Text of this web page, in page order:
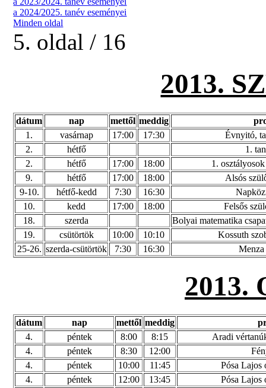
a 2024/2025. tanév eseményei
Minden oldal
5. oldal / 16
2013.
dátum nap mettől meddig
1.
vasárnap 17:00 17:30
Évnyitó,
2.
hétfő
1.
2.
hétfő 17:00 18:00
1.
9.
hétfő 17:00 18:00
Alsós
9-10.
hétfő-kedd 7:30 16:30
10.
kedd 17:00 18:00
Felsős
18.
szerda
Bolyai matematika
19.
csütörtök 10:00 10:10
Kossuth
25-26. szerda-csütörtök 7:30 16:30 Menza
2013.
dátum nap mettől meddig
4.
péntek 8:00 8:15
Aradi
4.
péntek 8:30 12:00
4.
péntek 10:00 11:45
Pósa Lajos
4.
péntek 12:00 13:45
Pósa Lajos